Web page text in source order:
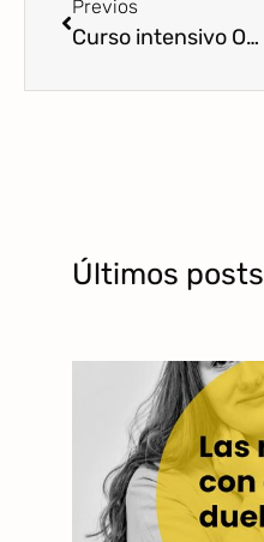
Previos
Curso intensivo ONLINE: prevención de abusos sexuales y emocionales desde la primera infancia
Últimos posts